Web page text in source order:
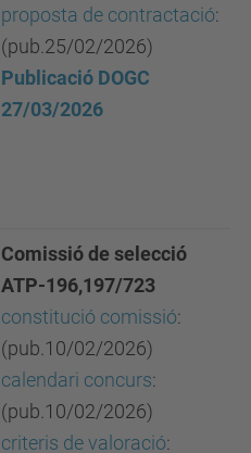
proposta de contractació:
(pub.25/02/2026)
Publicació DOGC
27/03/2026
Comissió de selecció
ATP-196,197/723
constitució comissió:
(pub.10/02/2026)
calendari concurs:
(pub.10/02/2026)
criteris de valoració: